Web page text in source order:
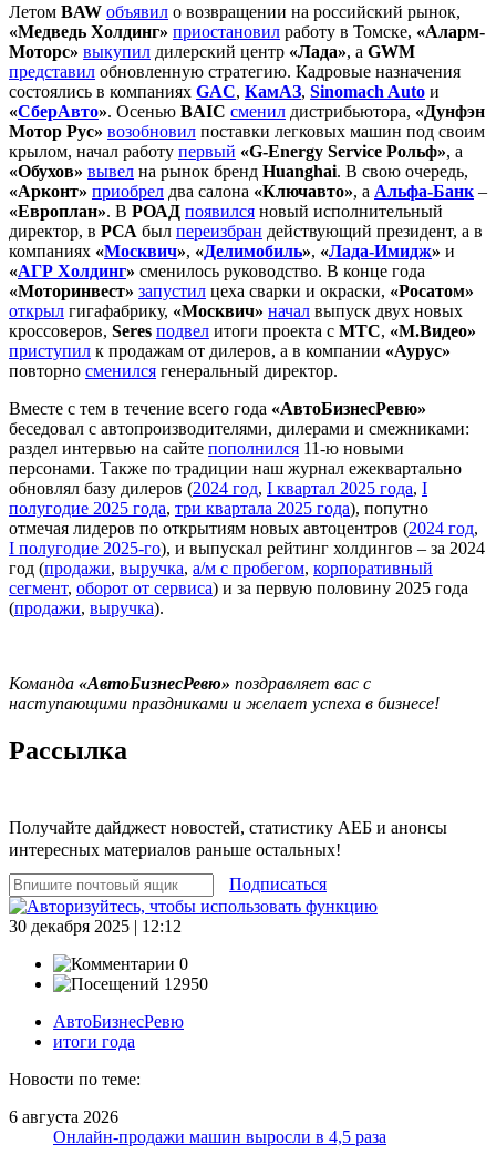
Летом BAW объявил о возвращении на российский рынок,
«Медведь Холдинг» приостановил работу в Томске, «Аларм-
Моторс» выкупил дилерский центр «Лада», а GWM
представил обновленную стратегию. Кадровые назначения
состоялись в компаниях GAC, КамАЗ, Sinomach Auto и
«СберАвто». Осенью BAIC сменил дистрибьютора, «Дунфэн
Мотор Рус» возобновил поставки легковых машин под своим
крылом, начал работу первый «G-Energy Service Рольф», а
«Обухов» вывел на рынок бренд Huanghai. В свою очередь,
«Арконт» приобрел два салона «Ключавто», а Альфа-Банк –
«Европлан». В РОАД появился новый исполнительный
директор, в РСА был переизбран действующий президент, а в
компаниях «Москвич», «Делимобиль», «Лада-Имидж» и
«АГР Холдинг» сменилось руководство. В конце года
«Моторинвест» запустил цеха сварки и окраски, «Росатом»
открыл гигафабрику, «Москвич» начал выпуск двух новых
кроссоверов, Seres подвел итоги проекта с МТС, «М.Видео»
приступил к продажам от дилеров, а в компании «Аурус»
повторно сменился генеральный директор.
Вместе с тем в течение всего года «АвтоБизнесРевю»
беседовал с автопроизводителями, дилерами и смежниками:
раздел интервью на сайте пополнился 11-ю новыми
персонами. Также по традиции наш журнал ежеквартально
обновлял базу дилеров (2024 год, I квартал 2025 года, I
полугодие 2025 года, три квартала 2025 года), попутно
отмечая лидеров по открытиям новых автоцентров (2024 год,
I полугодие 2025-го), и выпускал рейтинг холдингов – за 2024
год (продажи, выручка, а/м с пробегом, корпоративный
сегмент, оборот от сервиса) и за первую половину 2025 года
(продажи, выручка).
Команда «АвтоБизнесРевю» поздравляет вас с
наступающими праздниками и желает успеха в бизнесе!
Рассылка
Получайте дайджест новостей, статистику АЕБ и анонсы
интересных материалов раньше остальных!
Подписаться
30 декабря 2025 | 12:12
0
12950
АвтоБизнесРевю
итоги года
Новости по теме:
6 августа 2026
Онлайн-продажи машин выросли в 4,5 раза